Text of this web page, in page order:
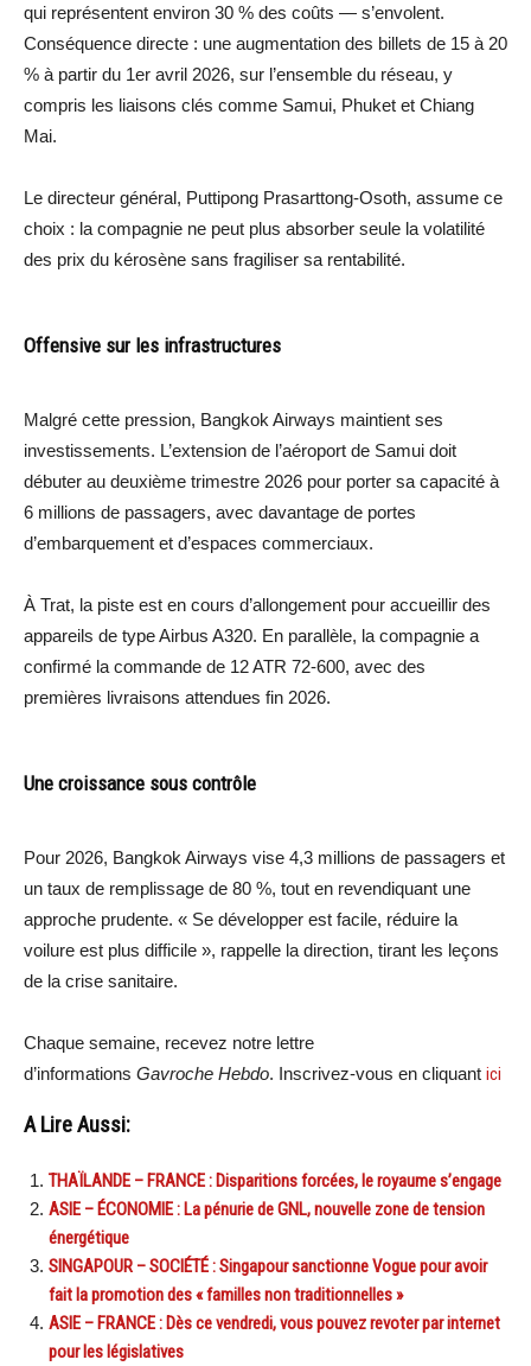
qui représentent environ 30 % des coûts — s’envolent.
Conséquence directe : une augmentation des billets de 15 à 20
% à partir du 1er avril 2026, sur l’ensemble du réseau, y
compris les liaisons clés comme Samui, Phuket et Chiang
Mai.
Le directeur général, Puttipong Prasarttong-Osoth, assume ce
choix : la compagnie ne peut plus absorber seule la volatilité
des prix du kérosène sans fragiliser sa rentabilité.
Offensive sur les infrastructures
Malgré cette pression, Bangkok Airways maintient ses
investissements. L’extension de l’aéroport de Samui doit
débuter au deuxième trimestre 2026 pour porter sa capacité à
6 millions de passagers, avec davantage de portes
d’embarquement et d’espaces commerciaux.
À Trat, la piste est en cours d’allongement pour accueillir des
appareils de type Airbus A320. En parallèle, la compagnie a
confirmé la commande de 12 ATR 72-600, avec des
premières livraisons attendues fin 2026.
Une croissance sous contrôle
Pour 2026, Bangkok Airways vise 4,3 millions de passagers et
un taux de remplissage de 80 %, tout en revendiquant une
approche prudente. « Se développer est facile, réduire la
voilure est plus difficile », rappelle la direction, tirant les leçons
de la crise sanitaire.
Chaque semaine, recevez notre lettre
d’informations Gavroche Hebdo. Inscrivez-vous en cliquant ici
A Lire Aussi:
THAÏLANDE – FRANCE : Disparitions forcées, le royaume s’engage
ASIE – ÉCONOMIE : La pénurie de GNL, nouvelle zone de tension
énergétique
SINGAPOUR – SOCIÉTÉ : Singapour sanctionne Vogue pour avoir
fait la promotion des « familles non traditionnelles »
ASIE – FRANCE : Dès ce vendredi, vous pouvez revoter par internet
pour les législatives